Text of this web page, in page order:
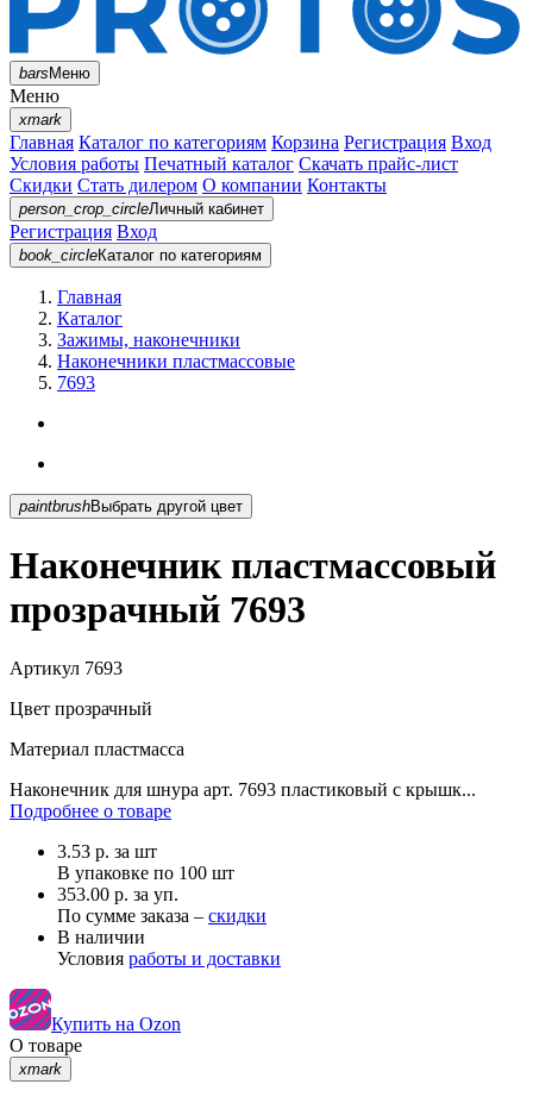
barsМеню
Меню
xmark
Главная Каталог по категориям Корзина Регистрация Вход
Условия работы Печатный каталог Скачать прайс-лист
Скидки Стать дилером О компании Контакты
person_crop_circleЛичный кабинет
Регистрация Вход
book_circleКаталог по категориям
Главная
Каталог
Зажимы, наконечники
Наконечники пластмассовые
7693
paintbrush Выбрать другой цвет
Наконечник пластмассовый
прозрачный 7693
Артикул 7693
Цвет прозрачный
Материал пластмасса
Наконечник для шнура арт. 7693 пластиковый с крышк...
Подробнее о товаре
3.53 р. за шт
В упаковке по 100 шт
353.00 р. за уп.
По сумме заказа – скидки
В наличии
Условия работы и доставки
Купить на Ozon
О товаре
xmark